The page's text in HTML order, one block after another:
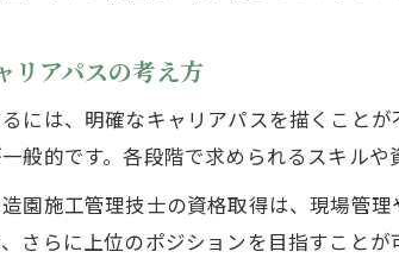
現場で評価さ
造園現場
東京都造
昇進に繋
リアパスの考え方
には、明確なキャリアパスを描くこと
般的です。各段階で求められるスキル
園施工管理技士の資格取得は、現場管
さらに上位のポジションを目指すこと